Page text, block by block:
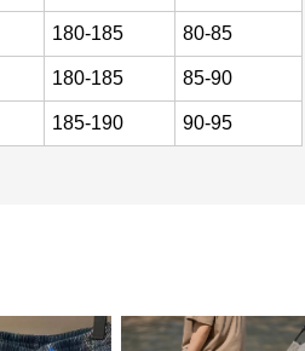
180-185 80-85
180-185 85-90
185-190 90-95